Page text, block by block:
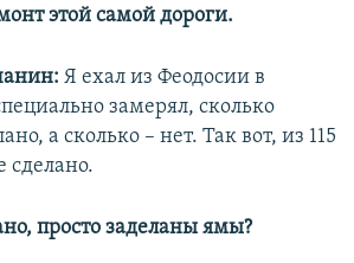
этой самой дороги.
Я ехал из Феодосии в
замерял, сколько
а сколько – нет. Так вот, из 115
сделано.
просто заделаны ямы?